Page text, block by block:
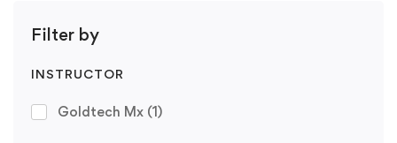
Filter by
INSTRUCTOR
Goldtech Mx (1)